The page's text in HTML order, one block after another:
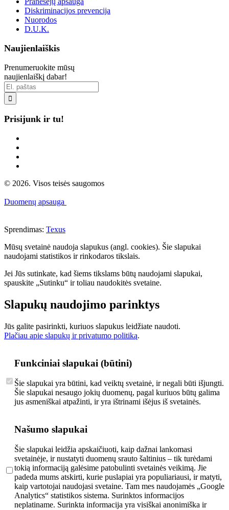
Diskriminacijos prevencija
Nuorodos
D.U.K.
Naujienlaiškis
Prenumeruokite mūsų
naujienlaiškį dabar!

Prisijunk ir tu!
© 2026. Visos teisės saugomos
Duomenų apsauga
Sprendimas: Texus
Mūsų svetainė naudoja slapukus (angl. cookies). Šie slapukai
naudojami statistikos ir rinkodaros tikslais.
Jei Jūs sutinkate, kad šiems tikslams būtų naudojami slapukai,
spauskite „Sutinku“ ir toliau naudokitės svetaine.
Slapukų naudojimo parinktys
Jūs galite pasirinkti, kuriuos slapukus leidžiate naudoti.
Plačiau apie slapukų ir privatumo politiką.
Funkciniai slapukai (būtini)
Šie slapukai yra būtini, kad veiktų svetainė, ir negali būti išjungti.
Šie slapukai nesaugo jokių duomenų, pagal kuriuos būtų galima
jus asmeniškai atpažinti, ir yra ištrinami išėjus iš svetainės.
Našumo slapukai
Šie slapukai leidžia apskaičiuoti, kaip dažnai lankomasi
svetainėje, ir nustatyti duomenų srauto šaltinius – tik turėdami
tokią informaciją galėsime patobulinti svetainės veikimą. Jie
padeda mums atskirti, kurie puslapiai yra populiariausi, ir matyti,
kaip vartotojai naudojasi svetaine. Tam mes naudojamės „Google
Analytics“ statistikos sistema. Surinktos informacijos
neplatiname. Surinkta informacija yra visiškai anonimiška ir